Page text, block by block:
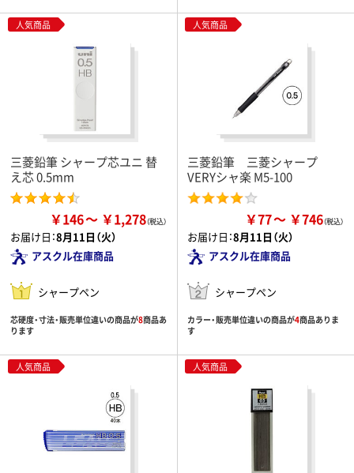
人気商品
三菱鉛筆 シャープ芯ユニ 替
え芯 0.5mm
￥146 ￥1,278
お届け日：8月11日（火）
アスクル在庫商品
シャープペン
芯硬度・寸法・販売単位違いの商品が8商品あ
ります
人気商品
三菱鉛筆 三菱シャープ
VERYシャ楽 M5-100
￥77 ￥746
お届け日：8月11日（火）
アスクル在庫商品
シャープペン
カラー・販売単位違いの商品が4商品ありま
す
人気商品 人気商品